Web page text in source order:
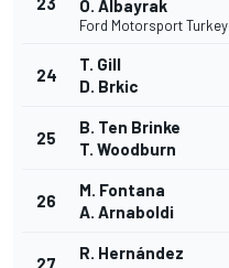
O. Albayrak
Ford Motorsport Turkey
24
T. Gill
D. Brkic
25
B. Ten Brinke
T. Woodburn
26
M. Fontana
A. Arnaboldi
27
R. Hernández